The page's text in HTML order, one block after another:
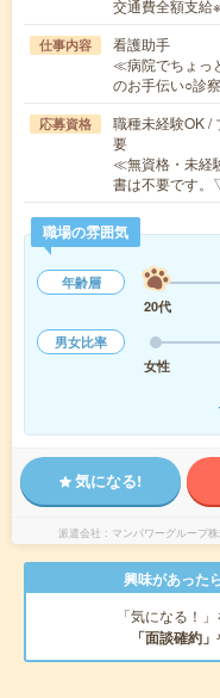
交通費全額支給
仕事内容
看護助手
≪病院でちょっ
のお手伝い○診
応募資格
職種未経験OK /
要
≪無資格・未経
書は不要です
職場の雰囲気
年齢層
20代
男女比率
女性
気になる!
派遣会社 マンパワーグループ
興味があった
「気になる！
「面談確約」